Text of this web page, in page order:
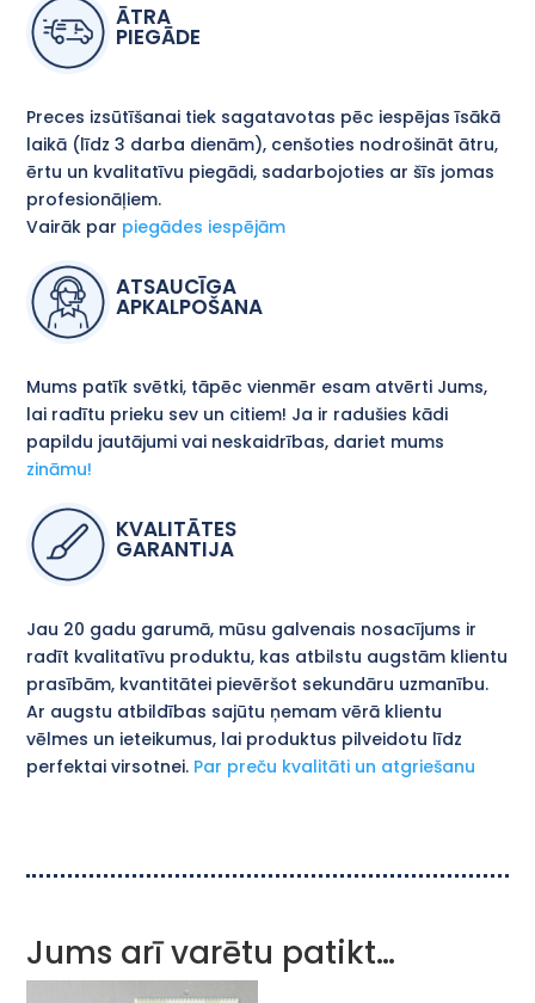
ĀTRA
PIEGĀDE
Preces izsūtīšanai tiek sagatavotas pēc iespējas īsākā
laikā (līdz 3 darba dienām), cenšoties nodrošināt ātru,
ērtu un kvalitatīvu piegādi, sadarbojoties ar šīs jomas
profesionāļiem.
Vairāk par piegādes iespējām
ATSAUCĪGA
APKALPOŠANA
Mums patīk svētki, tāpēc vienmēr esam atvērti Jums,
lai radītu prieku sev un citiem! Ja ir radušies kādi
papildu jautājumi vai neskaidrības, dariet mums
zināmu!
KVALITĀTES
GARANTIJA
Jau 20 gadu garumā, mūsu galvenais nosacījums ir
radīt kvalitatīvu produktu, kas atbilstu augstām klientu
prasībām, kvantitātei pievēršot sekundāru uzmanību.
Ar augstu atbildības sajūtu ņemam vērā klientu
vēlmes un ieteikumus, lai produktus pilveidotu līdz
perfektai virsotnei. Par preču kvalitāti un atgriešanu
Jums arī varētu patikt…